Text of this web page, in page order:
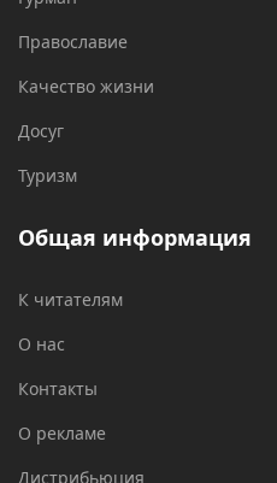
Православие
Качество жизни
Досуг
Туризм
Общая информация
К читателям
О нас
Контакты
О рекламе
Дистрибьюция